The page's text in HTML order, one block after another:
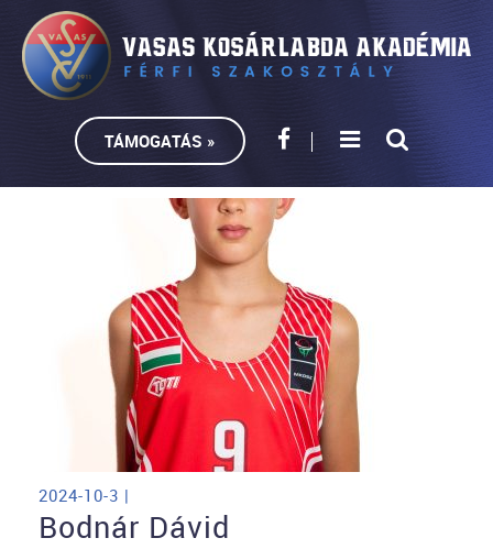
TÁMOGATÁS »
2024-10-3 |
Bodnár Dávid